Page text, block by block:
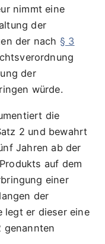
nimmt eine
der
der nach § 3
der
würde.
die
2 und bewahrt
Jahren ab der
auf dem
einer
der
legt er dieser eine
genannten